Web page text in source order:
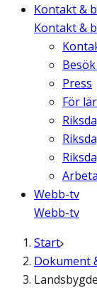
Kontakt &
Kontakt &
Press
För
Webb-tv
Webb-tv
Start
Dokument